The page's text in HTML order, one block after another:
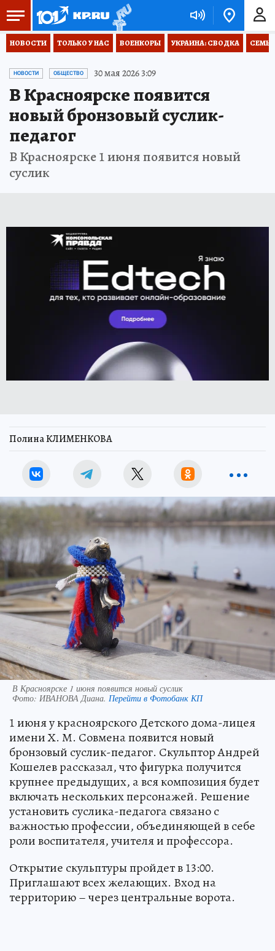
НОВОСТИ ТОЛЬКО У НАС ВОЕНКОРЫ УКРАИНА: СВОДКА
НОВОСТИ ОБЩЕСТВО 30 мая 2026 3:09
В Красноярске появится
новый бронзовый суслик-
педагог
В Красноярске 1 июня появится новый
суслик
Полина КЛИМЕНКОВА
В Красноярске 1 июня появится новый суслик
Фото: ИВАНОВА Диана. Перейти в Фотобанк КП
1 июня у красноярского Детского дома-лицея
имени Х. М. Совмена появится новый
бронзовый суслик-педагог. Скульптор Андрей
Кошелев рассказал, что фигурка получится
крупнее предыдущих, а вся композиция будет
включать нескольких персонажей. Решение
установить суслика-педагога связано с
важностью профессии, объединяющей в себе
роли воспитателя, учителя и профессора.
Открытие скульптуры пройдет в 13:00.
Приглашают всех желающих. Вход на
территорию – через центральные ворота.